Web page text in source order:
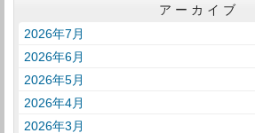
アーカイブ
2026年7月
2026年6月
2026年5月
2026年4月
2026年3月